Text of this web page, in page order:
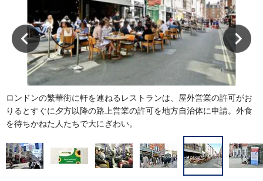
ロンドンの繁華街に軒を連ねるレストランは、屋外営業の許可がお
りるとすぐに夕方以降の路上営業の許可を地方自治体に申請。外食
を待ちかねた人たちで大にぎわい。